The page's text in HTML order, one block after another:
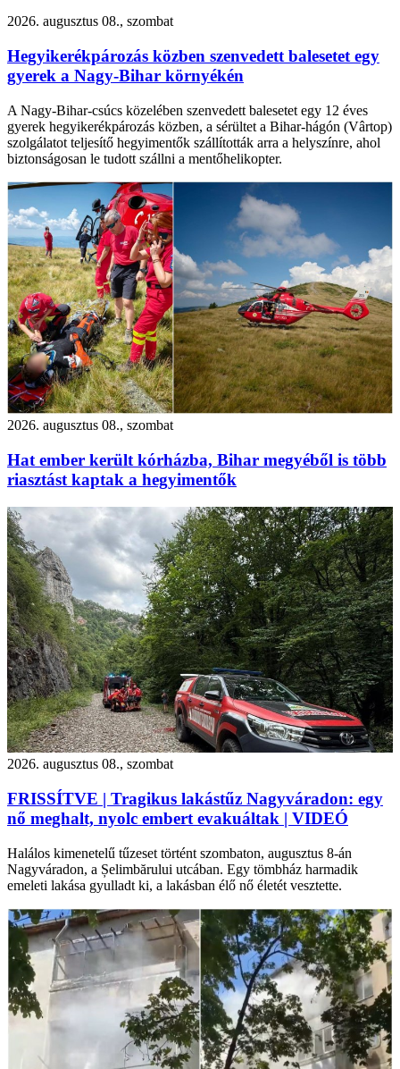
2026. augusztus 08., szombat
Hegyikerékpározás közben szenvedett balesetet egy
gyerek a Nagy-Bihar környékén
A Nagy-Bihar-csúcs közelében szenvedett balesetet egy 12 éves
gyerek hegyikerékpározás közben, a sérültet a Bihar-hágón (Vârtop)
szolgálatot teljesítő hegyimentők szállították arra a helyszínre, ahol
biztonságosan le tudott szállni a mentőhelikopter.
2026. augusztus 08., szombat
Hat ember került kórházba, Bihar megyéből is több
riasztást kaptak a hegyimentők
2026. augusztus 08., szombat
FRISSÍTVE | Tragikus lakástűz Nagyváradon: egy
nő meghalt, nyolc embert evakuáltak | VIDEÓ
Halálos kimenetelű tűzeset történt szombaton, augusztus 8-án
Nagyváradon, a Șelimbărului utcában. Egy tömbház harmadik
emeleti lakása gyulladt ki, a lakásban élő nő életét vesztette.